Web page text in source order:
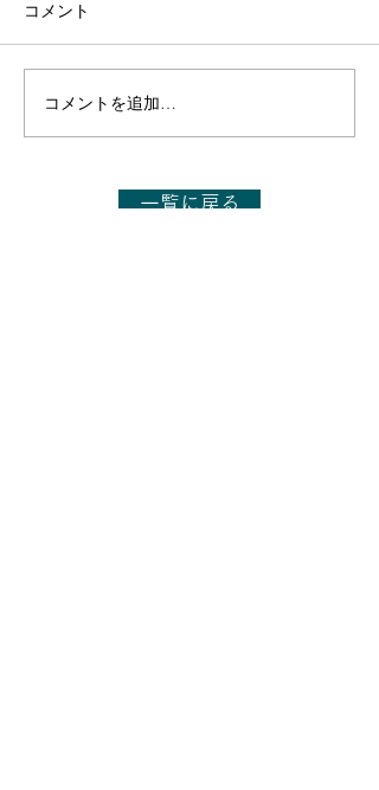
【出演のお知らせ】日本
テレビ「1億人の大質問!?
日(土)19:56～20:54
コメント
コメントを追加…
一覧に戻る